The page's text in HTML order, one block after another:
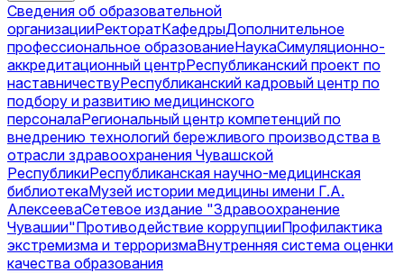
Сведения об образовательной
организацииРекторатКафедрыДополнительное
профессиональное образованиеНаукаСимуляционно-
аккредитационный центрРеспубликанский проект по
наставничествуРеспубликанский кадровый центр по
подбору и развитию медицинского
персоналаРегиональный центр компетенций по
внедрению технологий бережливого производства в
отрасли здравоохранения Чувашской
РеспубликиРеспубликанская научно-медицинская
библиотекаМузей истории медицины имени Г.А.
АлексееваСетевое издание "Здравоохранение
Чувашии"Противодействие коррупцииПрофилактика
экстремизма и терроризмаВнутренняя система оценки
качества образования